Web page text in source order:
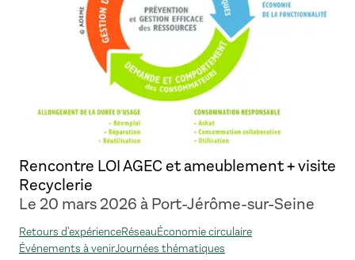
Rencontre LOI AGEC et ameublement + visite
Recyclerie
Le 20 mars 2026 à Port-Jérôme-sur-Seine
Retours d'expérienceRéseauÉconomie circulaire
Événements à venirJournées thématiques